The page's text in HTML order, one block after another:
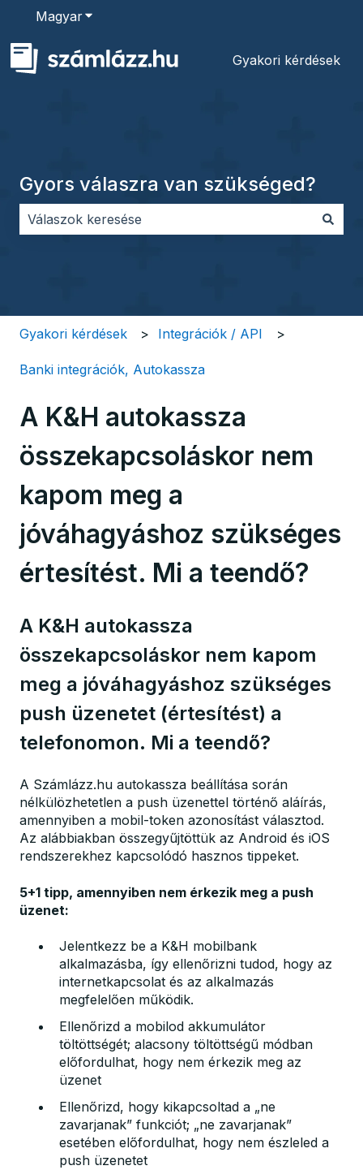
MagyarAlmenü megjelenítése fordításokhoz
Gyakori kérdések
Gyors válaszra van szükséged?
Gyakori kérdések Integrációk / API
Banki integrációk, Autokassza
A K&H autokassza
összekapcsoláskor nem
kapom meg a
jóváhagyáshoz szükséges
értesítést. Mi a teendő?
A K&H autokassza
összekapcsoláskor nem kapom
meg a jóváhagyáshoz szükséges
push üzenetet (értesítést) a
telefonomon. Mi a teendő?
A Számlázz.hu autokassza beállítása során
nélkülözhetetlen a push üzenettel történő aláírás,
amennyiben a mobil-token azonosítást választod.
Az alábbiakban összegyűjtöttük az Android és iOS
rendszerekhez kapcsolódó hasznos tippeket.
5+1 tipp, amennyiben nem érkezik meg a push
üzenet:
Jelentkezz be a K&H mobilbank
alkalmazásba, így ellenőrizni tudod, hogy az
internetkapcsolat és az alkalmazás
megfelelően működik.
Ellenőrizd a mobilod akkumulátor
töltöttségét; alacsony töltöttségű módban
előfordulhat, hogy nem érkezik meg az
üzenet
Ellenőrizd, hogy kikapcsoltad a „ne
zavarjanak” funkciót; „ne zavarjanak”
esetében előfordulhat, hogy nem észleled a
push üzenetet